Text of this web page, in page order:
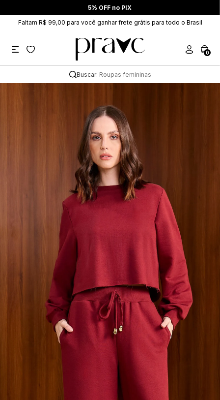
5% OFF no PIX
Faltam R$ 99,00 para você ganhar frete grátis para todo o Brasil
0
Buscar: Roupas femininas